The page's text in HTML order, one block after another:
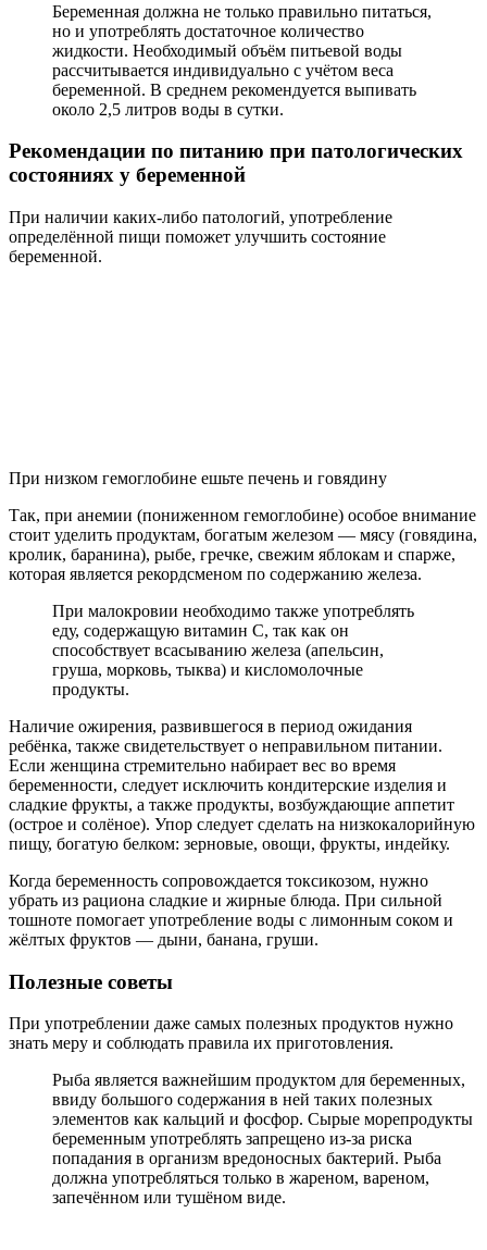
Беременная должна не только правильно питаться,
но и употреблять достаточное количество
жидкости. Необходимый объём питьевой воды
рассчитывается индивидуально с учётом веса
беременной. В среднем рекомендуется выпивать
около 2,5 литров воды в сутки.
Рекомендации по питанию при патологических
состояниях у беременной
При наличии каких-либо патологий, употребление
определённой пищи поможет улучшить состояние
беременной.
При низком гемоглобине ешьте печень и говядину
Так, при анемии (пониженном гемоглобине) особое внимание
стоит уделить продуктам, богатым железом — мясу (говядина,
кролик, баранина), рыбе, гречке, свежим яблокам и спарже,
которая является рекордсменом по содержанию железа.
При малокровии необходимо также употреблять
еду, содержащую витамин С, так как он
способствует всасыванию железа (апельсин,
груша, морковь, тыква) и кисломолочные
продукты.
Наличие ожирения, развившегося в период ожидания
ребёнка, также свидетельствует о неправильном питании.
Если женщина стремительно набирает вес во время
беременности, следует исключить кондитерские изделия и
сладкие фрукты, а также продукты, возбуждающие аппетит
(острое и солёное). Упор следует сделать на низкокалорийную
пищу, богатую белком: зерновые, овощи, фрукты, индейку.
Когда беременность сопровождается токсикозом, нужно
убрать из рациона сладкие и жирные блюда. При сильной
тошноте помогает употребление воды с лимонным соком и
жёлтых фруктов — дыни, банана, груши.
Полезные советы
При употреблении даже самых полезных продуктов нужно
знать меру и соблюдать правила их приготовления.
Рыба является важнейшим продуктом для беременных,
ввиду большого содержания в ней таких полезных
элементов как кальций и фосфор. Сырые морепродукты
беременным употреблять запрещено из-за риска
попадания в организм вредоносных бактерий. Рыба
должна употребляться только в жареном, вареном,
запечённом или тушёном виде.